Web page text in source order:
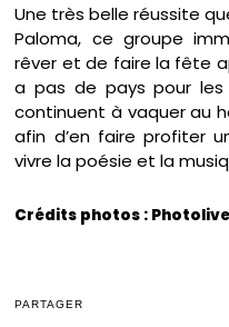
Une très belle réussite
Paloma, ce groupe
rêver et de faire la fête
a pas de pays pour les
continuent à vaquer au
afin d’en faire profiter
vivre la poésie et la
Crédits photos :
PARTAGER